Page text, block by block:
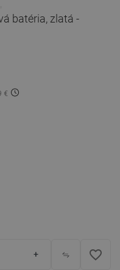
batéria, zlatá -
€
+ favorite_border